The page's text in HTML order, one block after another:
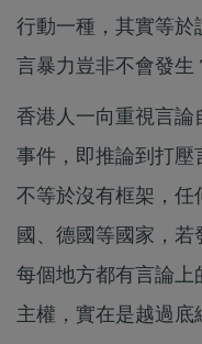
行動一種，其實等於
言暴力豈非不會發生
香港人一向重視言論
事件，即推論到打壓
不等於沒有框架，任
國、德國等國家，若
每個地方都有言論上
主權，實在是越過底